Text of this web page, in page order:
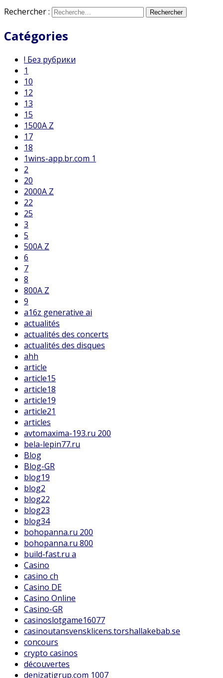
Rechercher :
Catégories
! Без рубрики
1
10
12
13
15
1500A Z
17
18
1wins-app.br.com 1
2
20
2000A Z
22
25
3
5
500A Z
6
7
8
800A Z
9
a16z generative ai
actualités
actualités des concerts
actualités des disques
ahh
article
article15
article18
article19
article21
articles
avtomaxima-193.ru 200
bela-lepin77.ru
Blog
Blog-GR
blog19
blog2
blog22
blog23
blog34
bohopanna.ru 200
bohopanna.ru 800
build-fast.ru a
Casino
casino ch
Casino DE
Casino Online
Casino-GR
casinoslotgame16077
casinoutansvensklicens.torshallakebab.se
concours
crypto casinos
découvertes
denizatigrup.com 1007